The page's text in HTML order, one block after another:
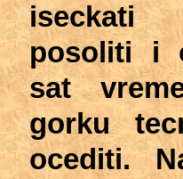
iseckati
posoliti i
sat
gorku
ocediti.